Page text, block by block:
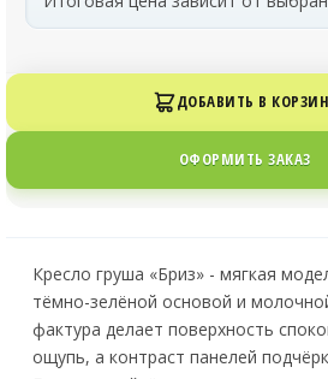
ДОБАВИТЬ В
ОФОРМИТЬ ЗАКАЗ
Кресло груша «Бриз» - мягкая
тёмно-зелёной основой и
фактура делает поверхность
ощупь, а контраст панелей